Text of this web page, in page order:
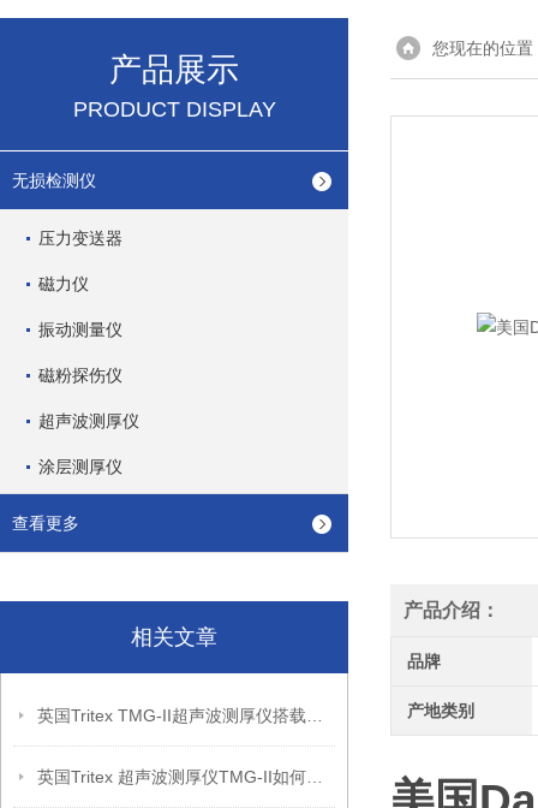
产品展示
PRODUCT DISPLAY
无损检测仪
压力变送器
磁力仪
振动测量仪
磁粉探伤仪
超声波测厚仪
涂层测厚仪
查看更多
相关文章
您现在的位置
产品介绍：
品牌
产地类别